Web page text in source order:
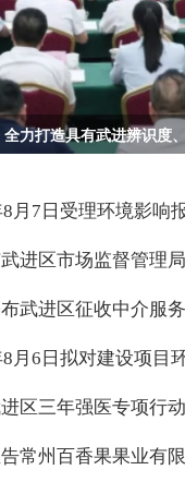
力打造具有武进辨识度、
8月7日受理环境影响
进区市场监督管理
武进区征收中介服
8月6日拟对建设项目
区三年强医专项行
常州百香果果业有